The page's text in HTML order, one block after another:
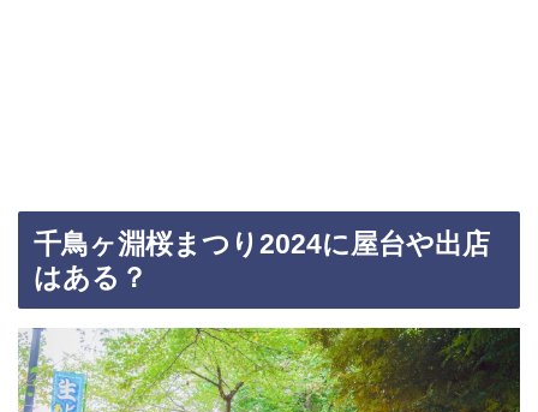
千鳥ヶ淵桜まつり2024に屋台や出店
はある？